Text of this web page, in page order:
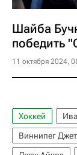
Шайба
победить
11 октября 2024,
Хоккей
Виннипег